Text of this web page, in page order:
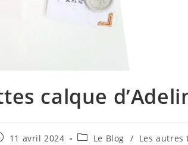
calque
11 avril 2024
PostLe Blog / Les autres